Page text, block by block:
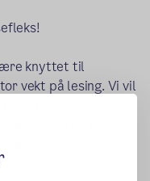
knyttet til
vekt på lesing. Vi vil
å øve på noe,